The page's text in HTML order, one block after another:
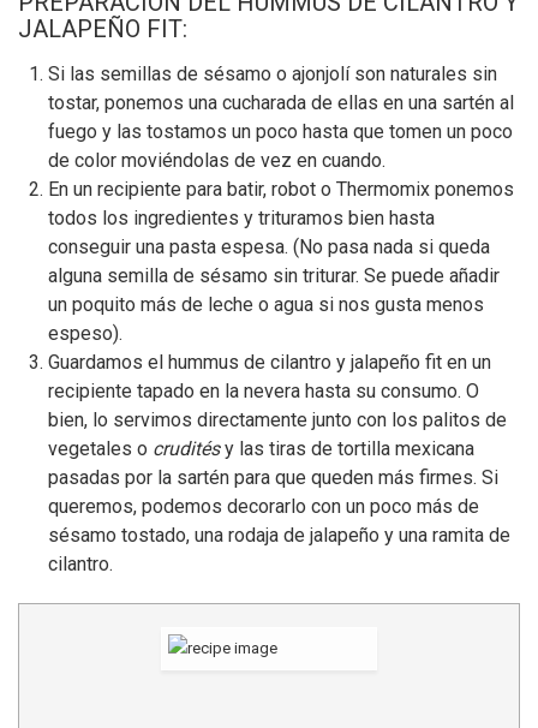
JALAPEÑO FIT:
Si las semillas de sésamo o ajonjolí son naturales sin
tostar, ponemos una cucharada de ellas en una sartén al
fuego y las tostamos un poco hasta que tomen un poco
de color moviéndolas de vez en cuando.
En un recipiente para batir, robot o Thermomix ponemos
todos los ingredientes y trituramos bien hasta
conseguir una pasta espesa. (No pasa nada si queda
alguna semilla de sésamo sin triturar. Se puede añadir
un poquito más de leche o agua si nos gusta menos
espeso).
Guardamos el hummus de cilantro y jalapeño fit en un
recipiente tapado en la nevera hasta su consumo. O
bien, lo servimos directamente junto con los palitos de
vegetales o cruditésy las tiras de tortilla mexicana
pasadas por la sartén para que queden más firmes. Si
queremos, podemos decorarlo con un poco más de
sésamo tostado, una rodaja de jalapeño y una ramita de
cilantro.